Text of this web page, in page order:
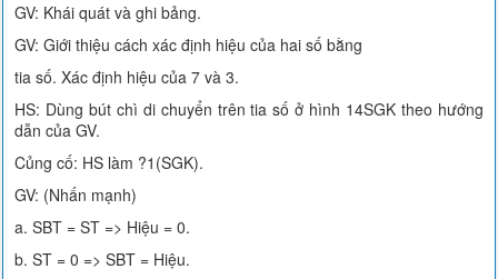
GV: Khái quát và ghi bảng.
GV: Giới thiệu cách xác định hiệu của hai số bằng
tia số. Xác định hiệu của 7 và 3.
HS: Dùng bút chì di chuyển trên tia số ở hình 14SGK theo hướng
dẫn của GV.
Củng cố: HS làm ?1(SGK).
GV: (Nhấn mạnh)
a. SBT = ST => Hiệu = 0.
b. ST = 0 => SBT = Hiệu.